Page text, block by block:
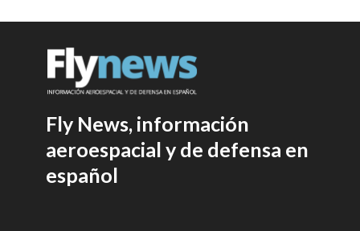
Fly News, información
aeroespacial y de defensa en
español